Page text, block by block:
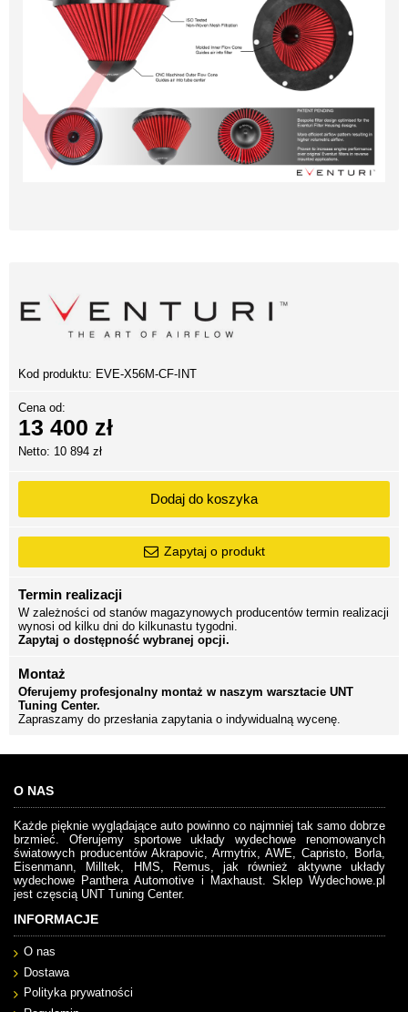
Kod produktu: EVE-X56M-CF-INT
Cena od:
13 400 zł
Netto: 10 894 zł
Dodaj do koszyka
Zapytaj o produkt
Termin realizacji
W zależności od stanów magazynowych producentów termin realizacji
wynosi od kilku dni do kilkunastu tygodni.
Zapytaj o dostępność wybranej opcji.
Montaż
Oferujemy profesjonalny montaż w naszym warsztacie UNT
Tuning Center.
Zapraszamy do przesłania zapytania o indywidualną wycenę.
O NAS
Każde pięknie wyglądające auto powinno co najmniej tak samo dobrze
brzmieć. Oferujemy sportowe układy wydechowe renomowanych
światowych producentów Akrapovic, Armytrix, AWE, Capristo, Borla,
Eisenmann, Milltek, HMS, Remus, jak również aktywne układy
wydechowe Panthera Automotive i Maxhaust. Sklep Wydechowe.pl
jest częscią UNT Tuning Center.
INFORMACJE
O nas
Dostawa
Polityka prywatności